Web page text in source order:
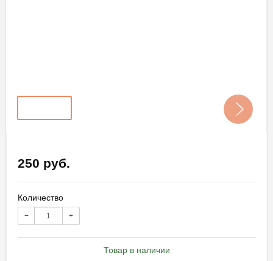
250 руб.
Количество
− +
Товар в наличии